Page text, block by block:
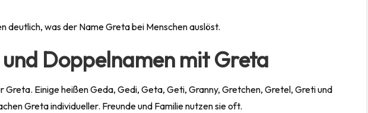
deutlich, was der Name Greta bei Menschen auslöst.
Doppelnamen mit Greta
Greta. Einige heißen Geda, Gedi, Geta, Geti, Granny, Gretchen, Gretel, Greti und
Greta individueller. Freundeund Familie nutzen sie oft.